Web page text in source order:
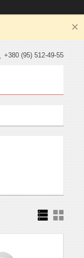
+380 (95) 512-49-55